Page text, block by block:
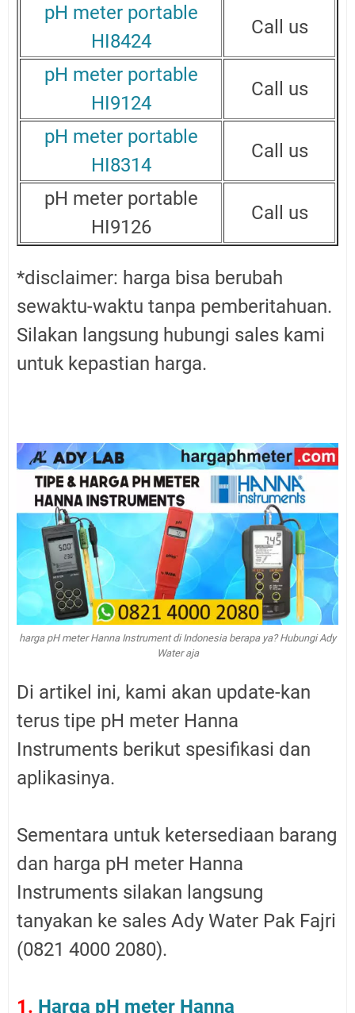
pH meter portable
HI8424
Call us
pH meter portable
HI9124
Call us
pH meter portable
HI8314
Call us
pH meter portable
HI9126
Call us
*disclaimer: harga bisa berubah
sewaktu-waktu tanpa pemberitahuan.
Silakan langsung hubungi sales kami
untuk kepastian harga.
harga pH meter Hanna Instrument di Indonesia berapa ya? Hubungi Ady
Water aja
Di artikel ini, kami akan update-kan
terus tipe pH meter Hanna
Instruments berikut spesifikasi dan
aplikasinya.
Sementara untuk ketersediaan barang
dan harga pH meter Hanna
Instruments silakan langsung
tanyakan ke sales Ady Water Pak Fajri
(0821 4000 2080).
1. Harga pH meter Hanna